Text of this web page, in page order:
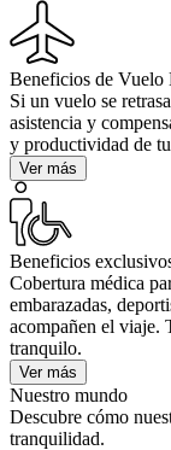
Beneficios de Vuelo
Si un vuelo se
asistencia y
y productividad de
Ver más
Beneficios
Cobertura médica
embarazadas,
acompañen el viaje.
tranquilo.
Ver más
Nuestro mundo
Descubre cómo
tranquilidad.